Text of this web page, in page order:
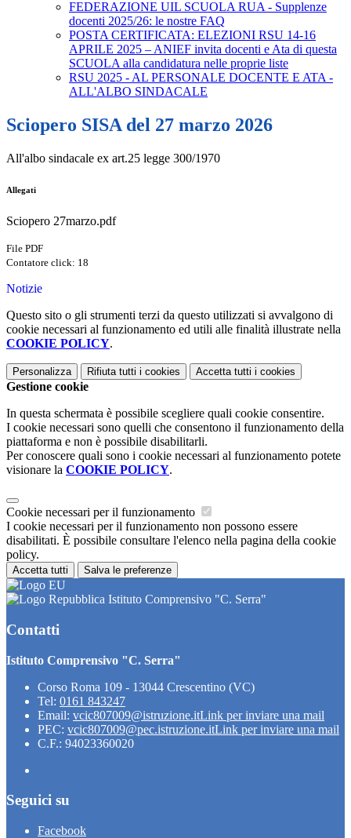
FEDERAZIONE UIL SCUOLA RUA - Supplenze
docenti 2025/26: le nostre FAQ
POSTA CERTIFICATA: ELEZIONI RSU 14-16
APRILE 2025 – ANIEF invita docenti e Ata di questa
SCUOLA alla candidatura nelle proprie liste
RSU 2025 - AL PERSONALE DOCENTE E ATA -
ALL'ALBO SINDACALE
Sciopero SISA del 27 marzo 2026
All'albo sindacale ex art.25 legge 300/1970
Allegati
Sciopero 27marzo.pdf
File PDF
Contatore click: 18
Notizie
Questo sito o gli strumenti terzi da questo utilizzati si avvalgono di
cookie necessari al funzionamento ed utili alle finalità illustrate nella
COOKIE POLICY.
Personalizza Rifiuta tutti i cookies Accetta tutti i cookies
Gestione cookie
In questa schermata è possibile scegliere quali cookie consentire.
I cookie necessari sono quelli che consentono il funzionamento della
piattaforma e non è possibile disabilitarli.
Per conoscere quali sono i cookie necessari al funzionamento potete
visionare la COOKIE POLICY.
Cookie necessari per il funzionamento
I cookie necessari per il funzionamento non possono essere
disabilitati. È possibile consultare l'elenco nella pagina della cookie
policy.
Accetta tutti Salva le preferenze
Istituto Comprensivo "C. Serra"
Contatti
Istituto Comprensivo "C. Serra"
Corso Roma 109 - 13044 Crescentino (VC)
Tel: 0161 843247
Email: vcic807009@istruzione.itLink per inviare una mail
PEC: vcic807009@pec.istruzione.itLink per inviare una mail
C.F.: 94023360020
Seguici su
Facebook